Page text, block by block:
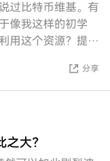
过比特币维基。有
像我这样的初学
用这个资源？提前
分享
大？